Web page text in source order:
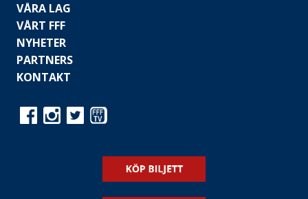
VÅRA LAG
VÅRT FFF
NYHETER
PARTNERS
KONTAKT